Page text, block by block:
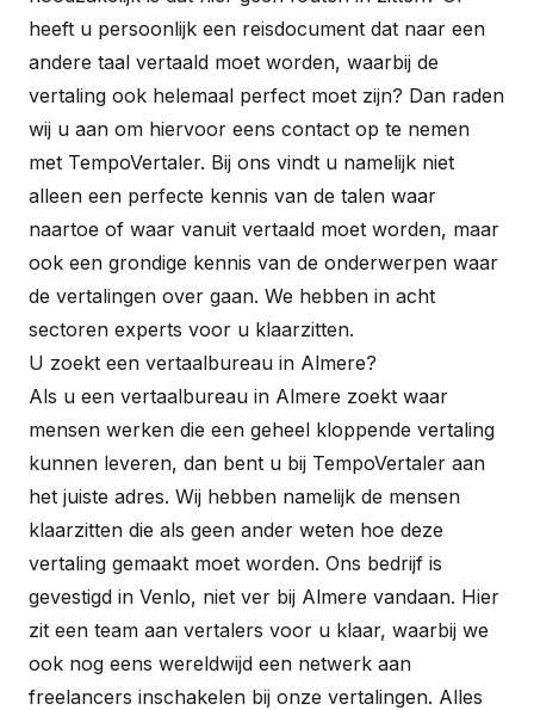
heeft u persoonlijk een reisdocument dat naar een
andere taal vertaald moet worden, waarbij de
vertaling ook helemaal perfect moet zijn? Dan raden
wij u aan om hiervoor eens contact op te nemen
met TempoVertaler. Bij ons vindt u namelijk niet
alleen een perfecte kennis van de talen waar
naartoe of waar vanuit vertaald moet worden, maar
ook een grondige kennis van de onderwerpen waar
de vertalingen over gaan. We hebben in acht
sectoren experts voor u klaarzitten.
U zoekt een vertaalbureau in Almere?
Als u een vertaalbureau in Almere zoekt waar
mensen werken die een geheel kloppende vertaling
kunnen leveren, dan bent u bij TempoVertaler aan
het juiste adres. Wij hebben namelijk de mensen
klaarzitten die als geen ander weten hoe deze
vertaling gemaakt moet worden. Ons bedrijf is
gevestigd in Venlo, niet ver bij Almere vandaan. Hier
zit een team aan vertalers voor u klaar, waarbij we
ook nog eens wereldwijd een netwerk aan
freelancers inschakelen bij onze vertalingen. Alles